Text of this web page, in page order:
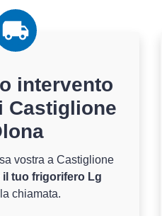
intervento
Castiglione
vostra a Castiglione
il tuo frigorifero Lg
chiamata.